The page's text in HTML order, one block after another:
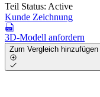
Teil Status: Active
Kunde Zeichnung
3D-Modell anfordern
Zum Vergleich hinzufügen